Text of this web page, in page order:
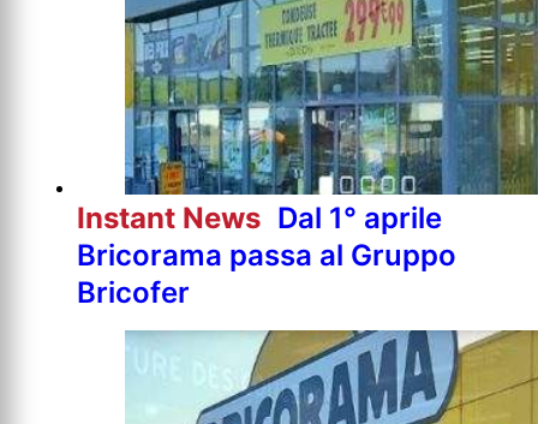
Instant News Dal 1° aprile
Bricorama passa al Gruppo
Bricofer